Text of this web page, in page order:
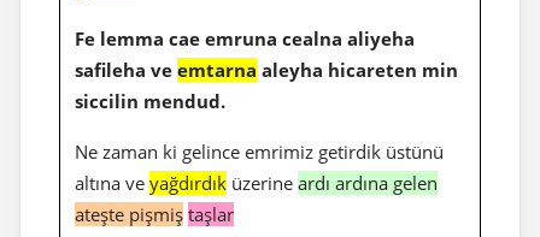
Fe lemma cae emruna cealna aliyeha
safileha ve emtarna aleyha hicareten min
siccilin mendud.
Ne zaman ki gelince emrimiz getirdik üstünü
altına ve yağdırdık üzerine ardı ardına gelen
ateşte pişmiş taşlar